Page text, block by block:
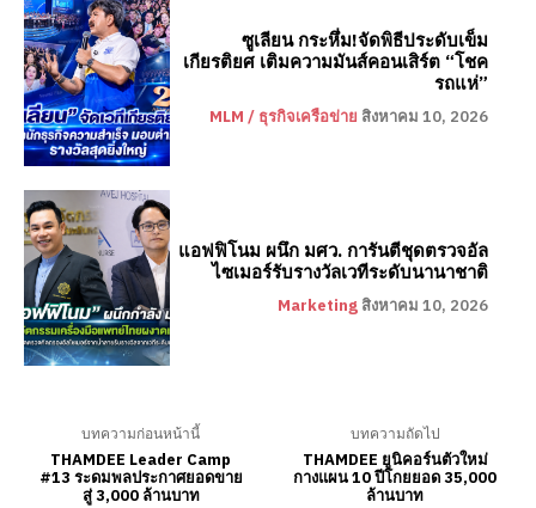
ซูเลียน กระหึ่ม!จัดพิธีประดับเข็ม
เกียรติยศ เติมความมันส์คอนเสิร์ต “โชค
รถแห่”
MLM / ธุรกิจเครือข่าย สิงหาคม 10, 2026
แอฟฟิโนม ผนึก มศว. การันตีชุดตรวจอัล
ไซเมอร์รับรางวัลเวทีระดับนานาชาติ
Marketing สิงหาคม 10, 2026
บทความก่อนหน้านี้
THAMDEE Leader Camp
#13 ระดมพลประกาศยอดขาย
สู่ 3,000 ล้านบาท
บทความถัดไป
THAMDEE ยูนิคอร์นตัวใหม่
กางแผน 10 ปีโกยยอด 35,000
ล้านบาท